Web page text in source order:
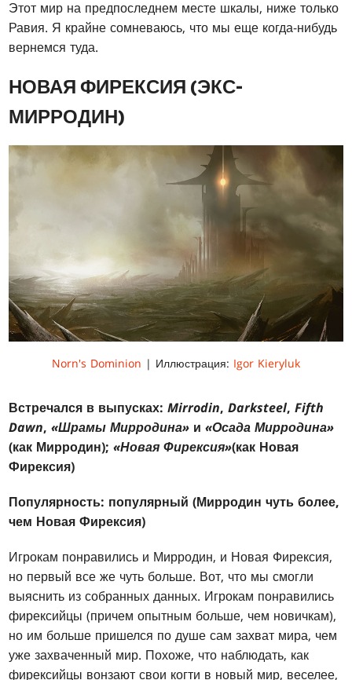
Этот мир на предпоследнем месте шкалы, ниже только
Равия. Я крайне сомневаюсь, что мы еще когда-нибудь
вернемся туда.
НОВАЯ ФИРЕКСИЯ (ЭКС-
МИРРОДИН)
Norn's Dominion | Иллюстрация: Igor Kieryluk
Встречался в выпусках:Mirrodin,Darksteel,Fifth
Dawn,«Шрамы Мирродина» и«Осада Мирродина»
(как Мирродин);«Новая Фирексия»(как Новая
Фирексия)
Популярность: популярный (Мирродин чуть более,
чем Новая Фирексия)
Игрокам понравились и Мирродин, и Новая Фирексия,
но первый все же чуть больше. Вот, что мы смогли
выяснить из собранных данных. Игрокам понравились
фирексийцы (причем опытным больше, чем новичкам),
но им больше пришелся по душе сам захват мира, чем
уже захваченный мир. Похоже, что наблюдать, как
фирексийцы вонзают свои когти в новый мир, веселее,